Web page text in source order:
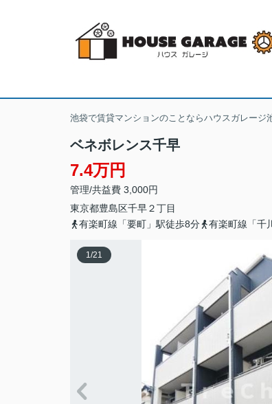
池袋で賃貸マンションのことならハウスガレージ
ベネボレンス千早
7.4万円
管理/共益費 3,000円
東京都豊島区千早２丁目
有楽町線「要町」駅徒歩8分
有楽町線「千
1/21